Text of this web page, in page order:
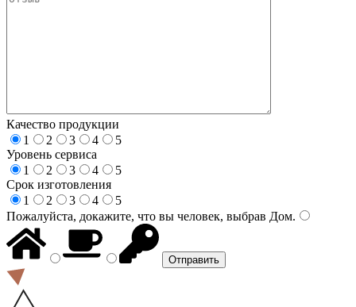
Качество продукции
1
2 3 4
5
Уровень сервиса
1
2 3 4
5
Срок изготовления
1
2 3 4
5
Пожалуйста, докажите, что вы человек, выбрав Дом.